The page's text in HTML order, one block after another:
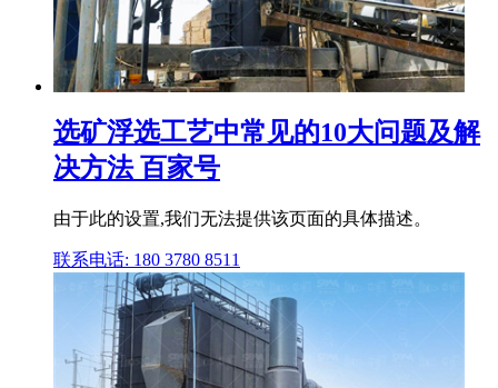
选矿浮选工艺中常见的10大问题及解
决方法 百家号
由于此的设置,我们无法提供该页面的具体描述。
联系电话: 180 3780 8511